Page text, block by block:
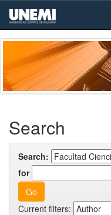
Skip
navigation
Search
Search:
for
Current filters: